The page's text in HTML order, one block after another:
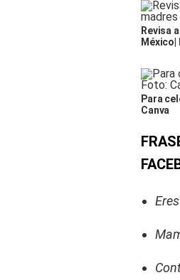
Revisa
México|
Para
Canva